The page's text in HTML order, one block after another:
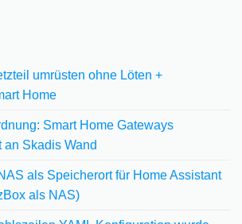
umrüsten ohne Löten +
Home
Smart Home Gateways
Skadis Wand
als Speicherort für Home Assistant
als NAS)